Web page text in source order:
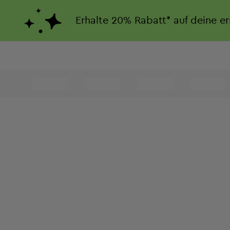
Erhalte 20% Rabatt* auf deine